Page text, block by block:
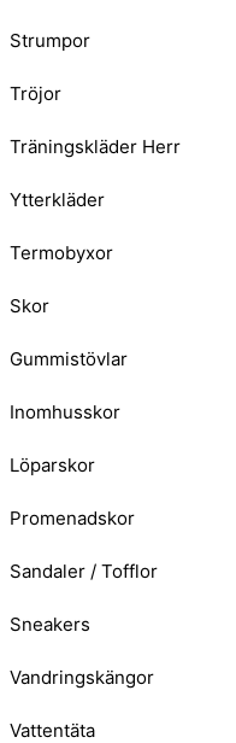
Strumpor
Tröjor
Träningskläder Herr
Ytterkläder
Termobyxor
Skor
Gummistövlar
Inomhusskor
Löparskor
Promenadskor
Sandaler / Tofflor
Sneakers
Vandringskängor
Vattentäta